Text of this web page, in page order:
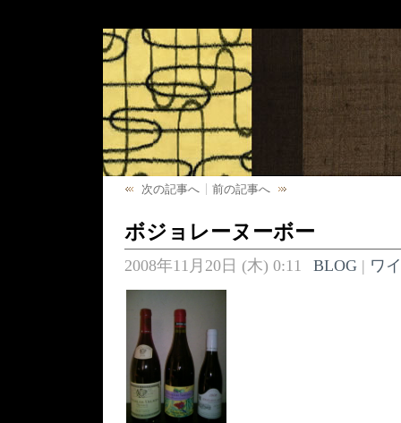
次の記事へ 前の記事へ
ボジョレーヌーボー
2008年11月20日 (木) 0:11 BLOG| ワ